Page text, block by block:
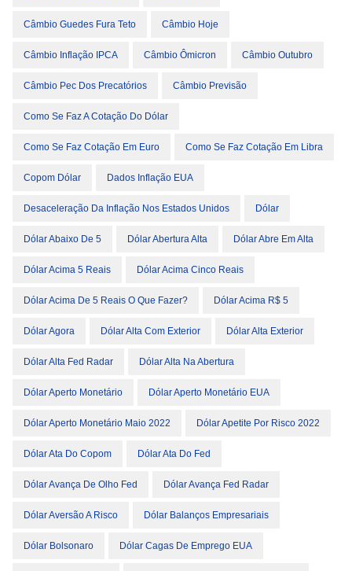
Câmbio Guedes Fura Teto Câmbio Hoje
Câmbio Inflação IPCA Câmbio Ômicron Câmbio Outubro
Câmbio Pec Dos Precatórios Câmbio Previsão
Como Se Faz A Cotação Do Dólar
Como Se Faz Cotação Em Euro Como Se Faz Cotação Em Libra
Copom Dólar Dados Inflação EUA
Desaceleração Da Inflação Nos Estados Unidos Dólar
Dólar Abaixo De 5 Dólar Abertura Alta Dólar Abre Em Alta
Dólar Acima 5 Reais Dólar Acima Cinco Reais
Dólar Acima De 5 Reais O Que Fazer? Dólar Acima R$ 5
Dólar Agora Dólar Alta Com Exterior Dólar Alta Exterior
Dólar Alta Fed Radar Dólar Alta Na Abertura
Dólar Aperto Monetário Dólar Aperto Monetário EUA
Dólar Aperto Monetário Maio 2022 Dólar Apetite Por Risco 2022
Dólar Ata Do Copom Dólar Ata Do Fed
Dólar Avança De Olho Fed Dólar Avança Fed Radar
Dólar Aversão A Risco Dólar Balanços Empresariais
Dólar Bolsonaro Dólar Cagas De Emprego EUA